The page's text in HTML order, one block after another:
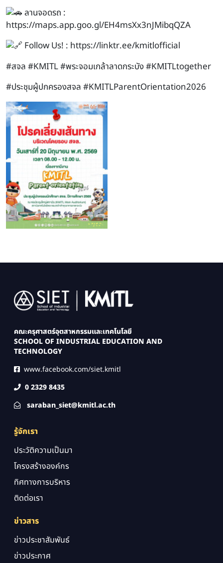
ลานจอดรถ :
https://maps.app.goo.gl/EH4msXx3nJMibqQZA
Follow Us! : https://linktr.ee/kmitlofficial
#สจล#KMITL#พระจอมเกล้าลาดกระบัง#KMITLtogether
#ประชุมผู้ปกครองสจล#KMITLParentOrientation2026
Image
คณะครุศาสตร์อุตสาหกรรมและเทคโนโลยี
SCHOOL OF INDUSTRIAL EDUCATION AND
TECHNOLOGY
www.facebook.com/siet.kmitl
0 2329 8435
saraban_siet@kmitl.ac.th
รู้จักเรา
ประวัติความเป็นมา
โครงสร้างองค์กร
ทิศทางการบริหาร
ติดต่อเรา
ข่าวสาร
ข่าวประชาสัมพันธ์
ข่าวประกาศ